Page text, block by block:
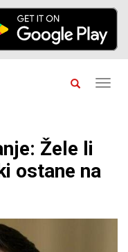
Žele li
ostane na